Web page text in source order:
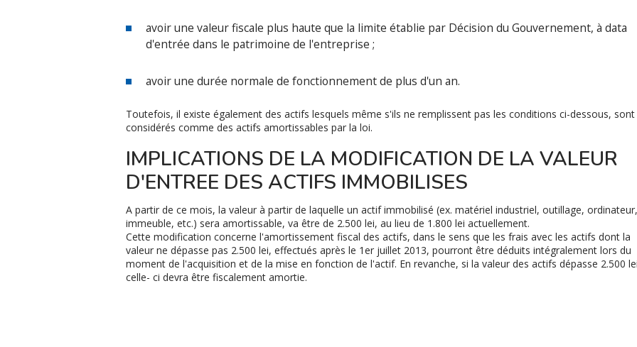
avoir une valeur fiscale plus haute que la limite établie par Décision du Gouvernement, à data
d'entrée dans le patrimoine de l'entreprise ;
avoir une durée normale de fonctionnement de plus d'un an.
Toutefois, il existe également des actifs lesquels même s'ils ne remplissent pas les conditions ci-dessous, sont
considérés comme des actifs amortissables par la loi.
IMPLICATIONS DE LA MODIFICATION DE LA VALEUR
D'ENTREE DES ACTIFS IMMOBILISES
A partir de ce mois, la valeur à partir de laquelle un actif immobilisé (ex. matériel industriel, outillage, ordinateur,
immeuble, etc.) sera amortissable, va être de 2.500 lei, au lieu de 1.800 lei actuellement.
Cette modification concerne l'amortissement fiscal des actifs, dans le sens que les frais avec les actifs dont la
valeur ne dépasse pas 2.500 lei, effectués après le 1er juillet 2013, pourront être déduits intégralement lors du
moment de l'acquisition et de la mise en fonction de l'actif. En revanche, si la valeur des actifs dépasse 2.500 lei
celle- ci devra être fiscalement amortie.